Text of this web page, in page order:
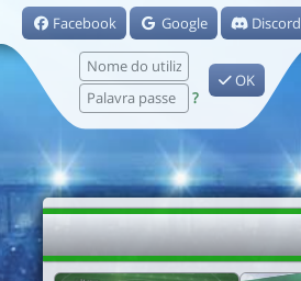
Facebook Google Discord
?
OK